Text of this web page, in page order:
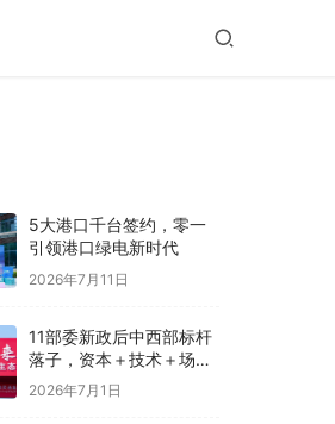
5大港口千台签约，零一
引领港口绿电新时代
2026年7月11日
11部委新政后中西部标杆
落子，资本＋技术＋场景
共同按下新能源重卡加速
2026年7月1日